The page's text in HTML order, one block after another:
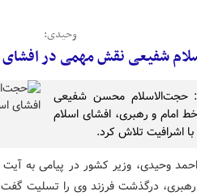
وحیدی:
شفیعی نقش مهمی در افشای
حجت‌الاسلام محسن شفیعی
امام و رهبری، افشای اسلام
با اشرافیت تلاش کرد.
احمد وحیدی، وزیر کشور در پیامی به
درگذشت فرزند وی را تسلیت